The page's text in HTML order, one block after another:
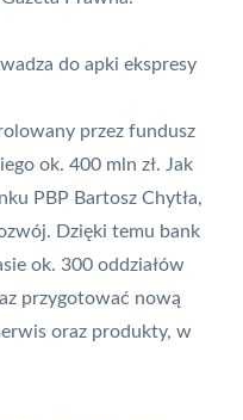
do apki ekspresy
przez fundusz
ok. 400 mln zł. Jak
PBP Bartosz Chytła,
Dzięki temu bank
ok. 300 oddziałów
przygotować nową
oraz produkty, w